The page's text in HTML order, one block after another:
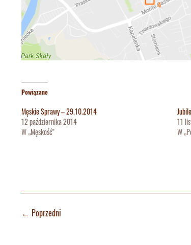
Powiązane
Męskie Sprawy – 29.10.2014
12 października 2014
W „Męskość"
11
W
← Poprzedni